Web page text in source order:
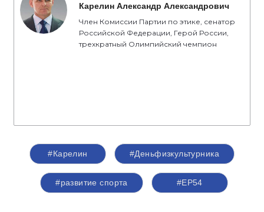
Карелин Александр Александрович
Член Комиссии Партии по этике, сенатор
Российской Федерации, Герой России,
трехкратный Олимпийский чемпион
#Карелин #Деньфизкультурника
#развитие спорта #ЕР54